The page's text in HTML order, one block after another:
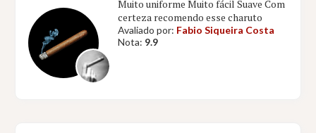
Muito uniforme Muito fácil Suave Com
certeza recomendo esse charuto
Avaliado por: Fabio Siqueira Costa
Nota: 9.9